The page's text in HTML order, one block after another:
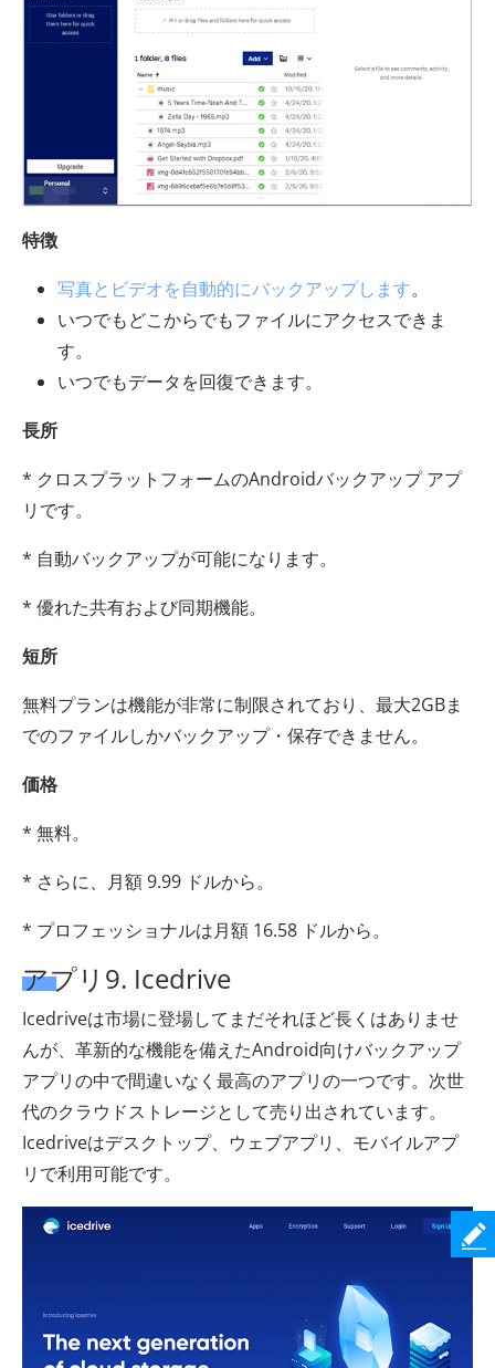
特徴
写真とビデオを自動的にバックアップします。
いつでもどこからでもファイルにアクセスできま
す。
いつでもデータを回復できます。
長所
* クロスプラットフォームのAndroidバックアップ アプ
リです。
* 自動バックアップが可能になります。
* 優れた共有および同期機能。
短所
無料プランは機能が非常に制限されており、最大2GBま
でのファイルしかバックアップ・保存できません。
価格
* 無料。
* さらに、月額 9.99 ドルから。
* プロフェッショナルは月額 16.58 ドルから。
アプリ9. Icedrive
Icedriveは市場に登場してまだそれほど長くはありませ
んが、革新的な機能を備えたAndroid向けバックアップ
アプリの中で間違いなく最高のアプリの一つです。次世
代のクラウドストレージとして売り出されています。
Icedriveはデスクトップ、ウェブアプリ、モバイルアプ
リで利用可能です。